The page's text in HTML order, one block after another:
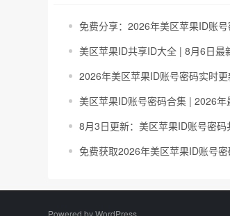
免费分享：2026年美区苹果ID账
美区苹果ID共享ID大全 | 8月6日最
2026年美区苹果ID账号密码实时
美区苹果ID账号密码合集 | 2026年
8月3日更新：美区苹果ID账号密
免费获取2026年美区苹果ID账号
Powered byWordPress